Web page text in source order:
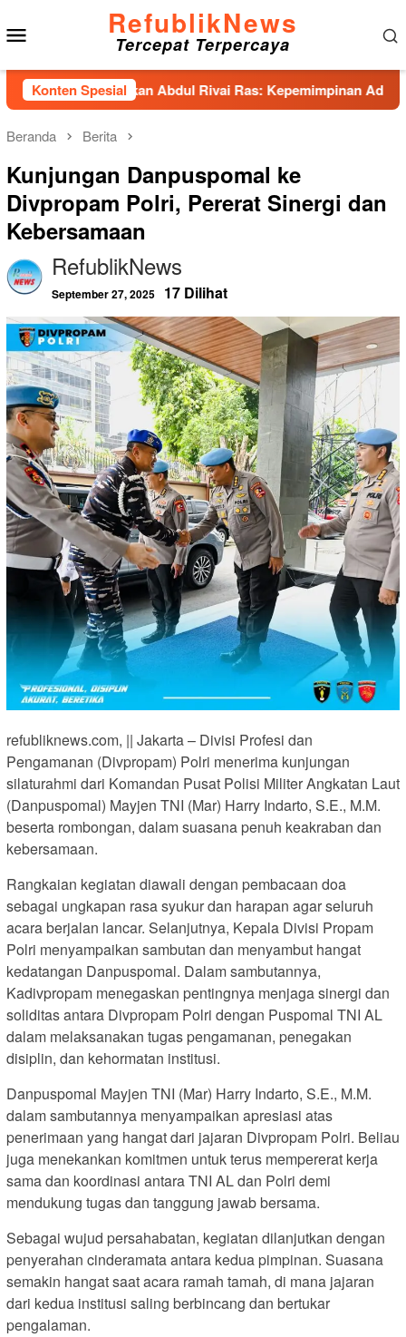
ke
konten
RefublikNews
Tercepat Terpercaya
Konten Spesial
Hadirkan Abdul Rivai Ras: Kepemimpinan Adalah Talenta
Beranda Berita
Kunjungan Danpuspomal ke
Divpropam Polri, Pererat Sinergi dan
Kebersamaan
RefublikNews
September 27, 2025 17 Dilihat
refubliknews.com, || Jakarta – Divisi Profesi dan
Pengamanan (Divpropam) Polri menerima kunjungan
silaturahmi dari Komandan Pusat Polisi Militer Angkatan Laut
(Danpuspomal) Mayjen TNI (Mar) Harry Indarto, S.E., M.M.
beserta rombongan, dalam suasana penuh keakraban dan
kebersamaan.
Rangkaian kegiatan diawali dengan pembacaan doa
sebagai ungkapan rasa syukur dan harapan agar seluruh
acara berjalan lancar. Selanjutnya, Kepala Divisi Propam
Polri menyampaikan sambutan dan menyambut hangat
kedatangan Danpuspomal. Dalam sambutannya,
Kadivpropam menegaskan pentingnya menjaga sinergi dan
soliditas antara Divpropam Polri dengan Puspomal TNI AL
dalam melaksanakan tugas pengamanan, penegakan
disiplin, dan kehormatan institusi.
Danpuspomal Mayjen TNI (Mar) Harry Indarto, S.E., M.M.
dalam sambutannya menyampaikan apresiasi atas
penerimaan yang hangat dari jajaran Divpropam Polri. Beliau
juga menekankan komitmen untuk terus mempererat kerja
sama dan koordinasi antara TNI AL dan Polri demi
mendukung tugas dan tanggung jawab bersama.
Sebagai wujud persahabatan, kegiatan dilanjutkan dengan
penyerahan cinderamata antara kedua pimpinan. Suasana
semakin hangat saat acara ramah tamah, di mana jajaran
dari kedua institusi saling berbincang dan bertukar
pengalaman.